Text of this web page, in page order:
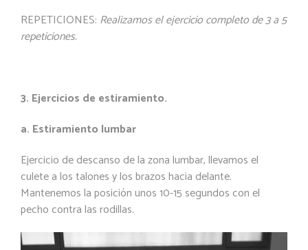
REPETICIONES: Realizamos el ejercicio completo de 3 a 5
repeticiones.
3. Ejercicios de estiramiento.
a. Estiramiento lumbar
Ejercicio de descanso de la zona lumbar, llevamos el
culete a los talones y los brazos hacia delante.
Mantenemos la posición unos 10-15 segundos con el
pecho contra las rodillas.